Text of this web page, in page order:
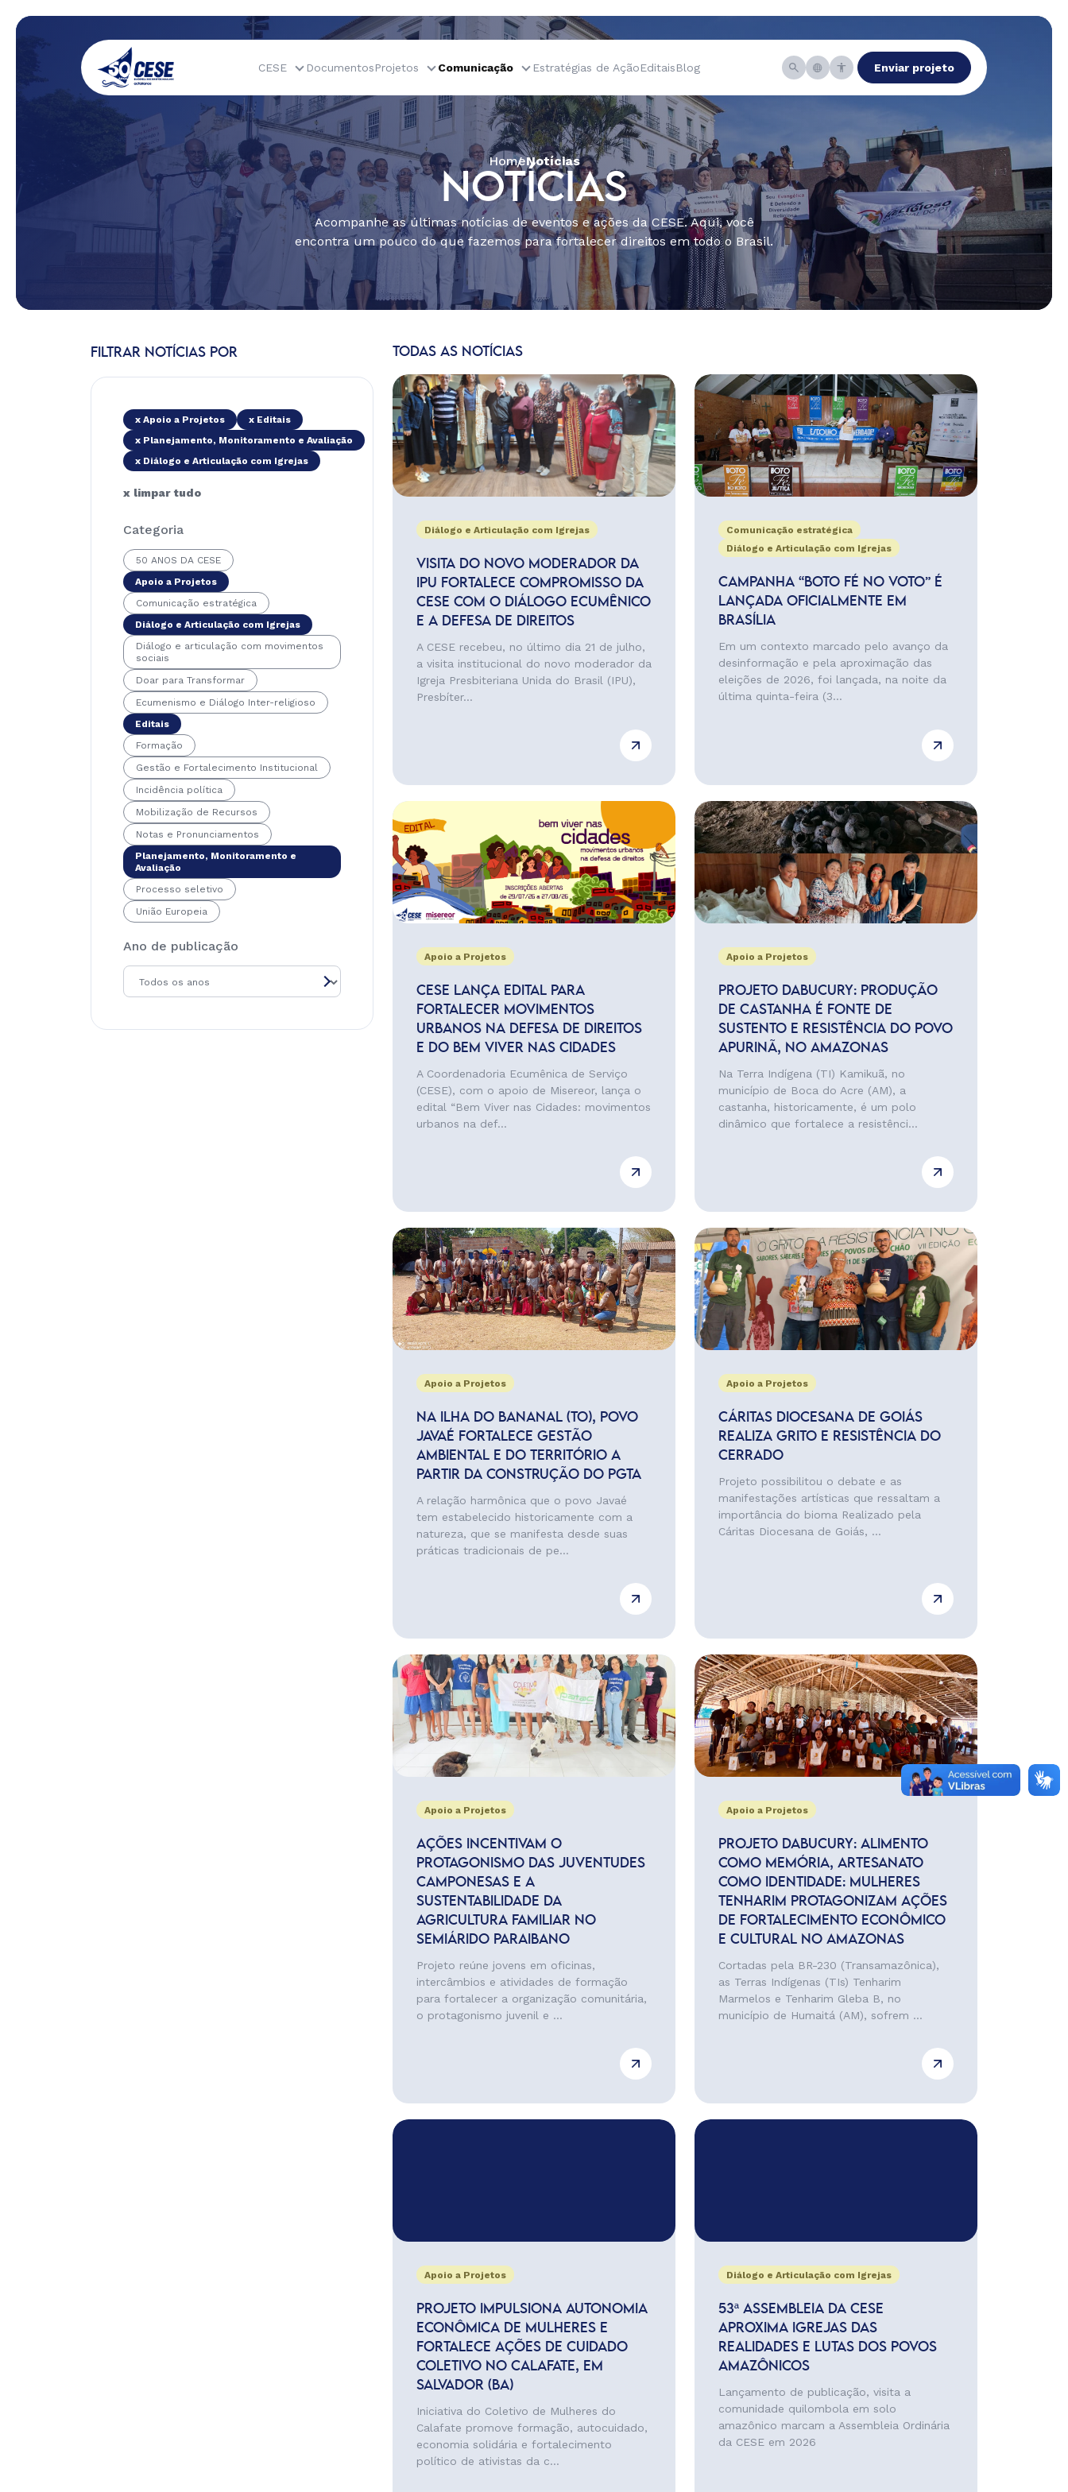
CESE DocumentosProjetos Comunicação Estratégias de AçãoEditaisBlog Enviar projeto
HomeNotícias
NOTÍCIAS
Acompanhe as últimas notícias de eventos e ações da CESE. Aqui, você
encontra um pouco do que fazemos para fortalecer direitos em todo o Brasil.
FILTRAR NOTÍCIAS POR
x Apoio a Projetos
x Editais
x Planejamento, Monitoramento e Avaliação
x Diálogo e Articulação com Igrejas
x limpar tudo
Categoria
50 ANOS DA CESE
Apoio a Projetos
Comunicação estratégica
Diálogo e Articulação com Igrejas
Diálogo e articulação com movimentos
sociais
Doar para Transformar
Ecumenismo e Diálogo Inter-religioso
Editais
Formação
Gestão e Fortalecimento Institucional
Incidência política
Mobilização de Recursos
Notas e Pronunciamentos
Planejamento, Monitoramento e
Avaliação
Processo seletivo
União Europeia
Ano de publicação
TODAS AS NOTÍCIAS
Diálogo e Articulação com Igrejas
VISITA DO NOVO MODERADOR DA
IPU FORTALECE COMPROMISSO DA
CESE COM O DIÁLOGO ECUMÊNICO
E A DEFESA DE DIREITOS
A CESE recebeu, no último dia 21 de julho,
a visita institucional do novo moderador da
Igreja Presbiteriana Unida do Brasil (IPU),
Presbíter...
Comunicação estratégica
Diálogo e Articulação com Igrejas
CAMPANHA “BOTO FÉ NO VOTO” É
LANÇADA OFICIALMENTE EM
BRASÍLIA
Em um contexto marcado pelo avanço da
desinformação e pela aproximação das
eleições de 2026, foi lançada, na noite da
última quinta-feira (3...
Apoio a Projetos
CESE LANÇA EDITAL PARA
FORTALECER MOVIMENTOS
URBANOS NA DEFESA DE DIREITOS
E DO BEM VIVER NAS CIDADES
A Coordenadoria Ecumênica de Serviço
(CESE), com o apoio de Misereor, lança o
edital “Bem Viver nas Cidades: movimentos
urbanos na def...
Apoio a Projetos
PROJETO DABUCURY: PRODUÇÃO
DE CASTANHA É FONTE DE
SUSTENTO E RESISTÊNCIA DO POVO
APURINÃ, NO AMAZONAS
Na Terra Indígena (TI) Kamikuã, no
município de Boca do Acre (AM), a
castanha, historicamente, é um polo
dinâmico que fortalece a resistênci...
Apoio a Projetos
NA ILHA DO BANANAL (TO), POVO
JAVAÉ FORTALECE GESTÃO
AMBIENTAL E DO TERRITÓRIO A
PARTIR DA CONSTRUÇÃO DO PGTA
A relação harmônica que o povo Javaé
tem estabelecido historicamente com a
natureza, que se manifesta desde suas
práticas tradicionais de pe...
Apoio a Projetos
CÁRITAS DIOCESANA DE GOIÁS
REALIZA GRITO E RESISTÊNCIA DO
CERRADO
Projeto possibilitou o debate e as
manifestações artísticas que ressaltam a
importância do bioma Realizado pela
Cáritas Diocesana de Goiás, ...
Apoio a Projetos
AÇÕES INCENTIVAM O
PROTAGONISMO DAS JUVENTUDES
CAMPONESAS E A
SUSTENTABILIDADE DA
AGRICULTURA FAMILIAR NO
SEMIÁRIDO PARAIBANO
Projeto reúne jovens em oficinas,
intercâmbios e atividades de formação
para fortalecer a organização comunitária,
o protagonismo juvenil e ...
Apoio a Projetos
PROJETO DABUCURY: ALIMENTO
COMO MEMÓRIA, ARTESANATO
COMO IDENTIDADE: MULHERES
TENHARIM PROTAGONIZAM AÇÕES
DE FORTALECIMENTO ECONÔMICO
E CULTURAL NO AMAZONAS
Cortadas pela BR-230 (Transamazônica),
as Terras Indígenas (TIs) Tenharim
Marmelos e Tenharim Gleba B, no
município de Humaitá (AM), sofrem ...
Apoio a Projetos
PROJETO IMPULSIONA AUTONOMIA
ECONÔMICA DE MULHERES E
FORTALECE AÇÕES DE CUIDADO
COLETIVO NO CALAFATE, EM
SALVADOR (BA)
Iniciativa do Coletivo de Mulheres do
Calafate promove formação, autocuidado,
economia solidária e fortalecimento
político de ativistas da c...
Diálogo e Articulação com Igrejas
53ª ASSEMBLEIA DA CESE
APROXIMA IGREJAS DAS
REALIDADES E LUTAS DOS POVOS
AMAZÔNICOS
Lançamento de publicação, visita a
comunidade quilombola em solo
amazônico marcam a Assembleia Ordinária
da CESE em 2026